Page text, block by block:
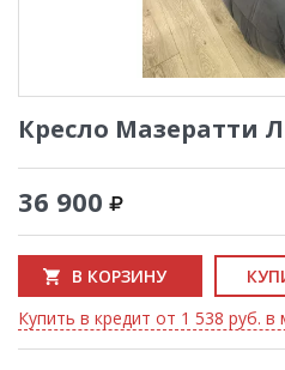
Кресло Мазератти
36 900
В КОРЗИНУ
Купить в кредит от 1 538 руб. в